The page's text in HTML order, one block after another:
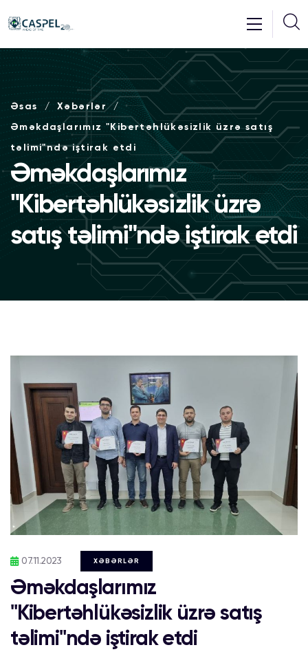
Əsas Xəbərlər
Əməkdaşlarımız "Kibertəhlükəsizlik üzrə satış
təlimi"ndə iştirak etdi
Əməkdaşlarımız
"Kibertəhlükəsizlik üzrə
satış təlimi"ndə iştirak etdi
07.11.2023 XƏBƏRLƏR
Əməkdaşlarımız
"Kibertəhlükəsizlik üzrə satış
təlimi"ndə iştirak etdi